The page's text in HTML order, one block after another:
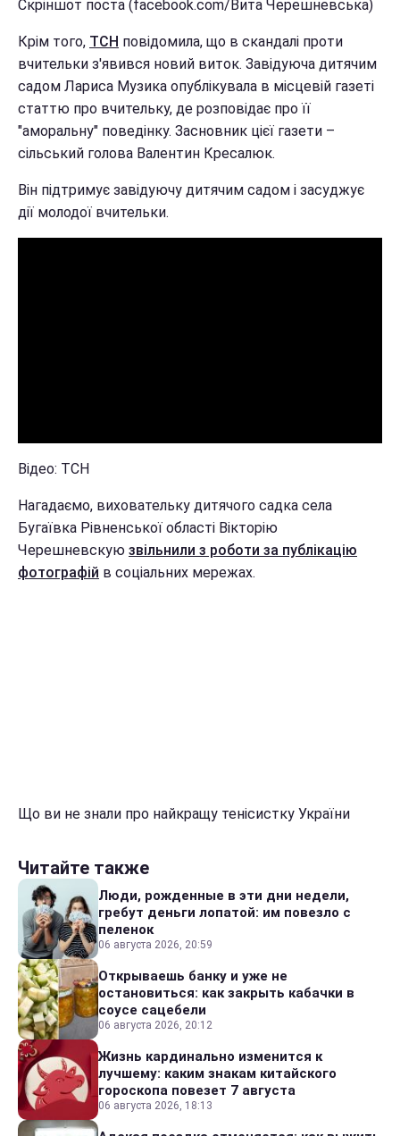
Скріншот поста (facebook.com/Вита Черешневська)
Крім того, ТСН повідомила, що в скандалі проти
вчительки з'явився новий виток. Завідуюча дитячим
садом Лариса Музика опублікувала в місцевій газеті
статтю про вчительку, де розповідає про її
"аморальну" поведінку. Засновник цієї газети –
сільський голова Валентин Кресалюк.
Він підтримує завідуючу дитячим садом і засуджує
дії молодої вчительки.
Відео: ТСН
Нагадаємо, виховательку дитячого садка села
Бугаївка Рівненської області Вікторію
Черешневскую звільнили з роботи за публікацію
фотографій в соціальних мережах.
Що ви не знали про найкращу тенісистку України
Читайте также
Люди, рожденные в эти дни недели,
гребут деньги лопатой: им повезло с
пеленок
06 августа 2026, 20:59
Открываешь банку и уже не
остановиться: как закрыть кабачки в
соусе сацебели
06 августа 2026, 20:12
Жизнь кардинально изменится к
лучшему: каким знакам китайского
гороскопа повезет 7 августа
06 августа 2026, 18:13